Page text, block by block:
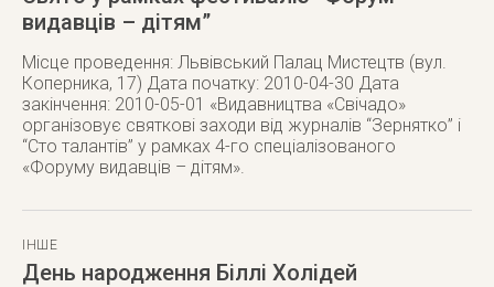
видавців – дітям”
Місце проведення: Львівський Палац Мистецтв (вул.
Коперника, 17) Дата початку: 2010-04-30 Дата
закінчення: 2010-05-01 «Видавництва «Свічадо»
організовує святкові заходи від журналів “Зернятко” і
“Сто талантів” у рамках 4-го спеціалізованого
«Форуму видавців – дітям».
ІНШЕ
День народження Біллі Холідей